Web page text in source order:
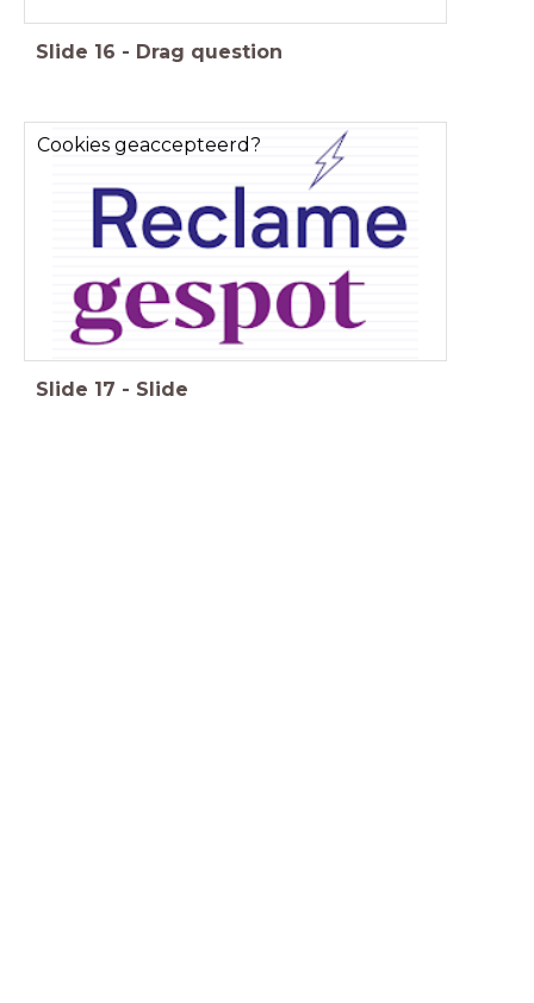
Slide 16 - Drag question
Cookies geaccepteerd?
Slide 17 - Slide